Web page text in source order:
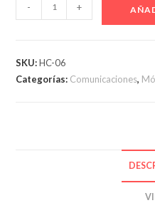
Bluetooth
cantidad
- +
SKU:HC-06
Categorías: Comunicaciones,